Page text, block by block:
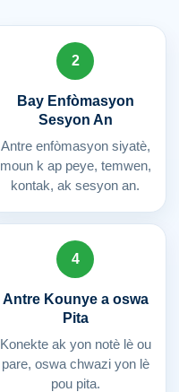
2
Bay Enfòmasyon
Sesyon An
Antre enfòmasyon siyatè,
moun k ap peye, temwen,
kontak, ak sesyon an.
4
Antre Kounye a oswa
Pita
Konekte ak yon notè lè ou
pare, oswa chwazi yon lè
pou pita.